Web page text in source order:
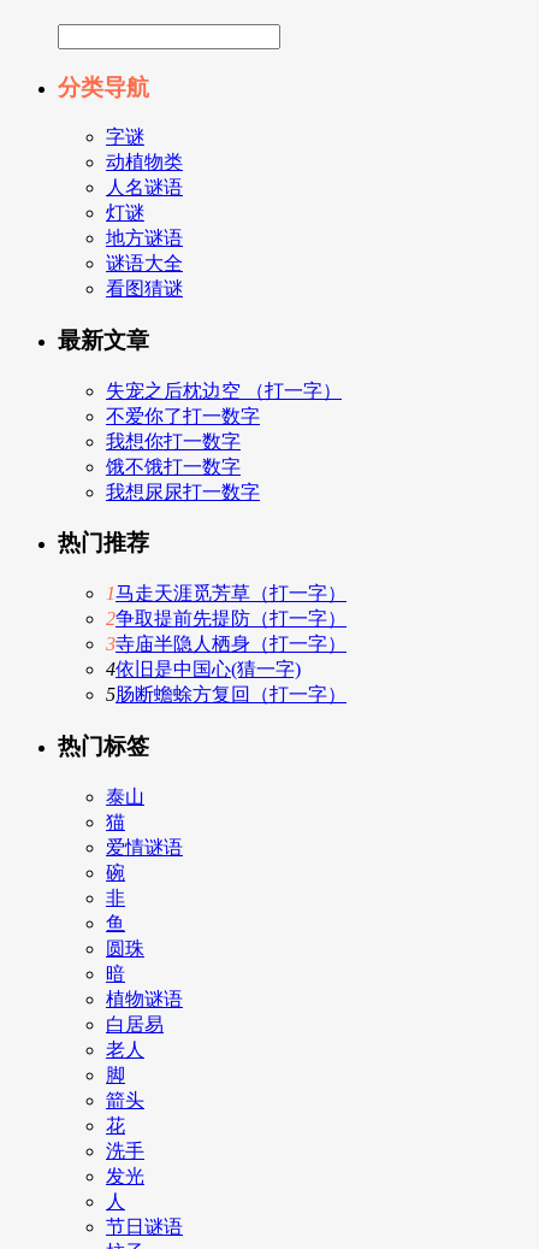
分类导航
字谜
动植物类
人名谜语
灯谜
地方谜语
谜语大全
看图猜谜
最新文章
失宠之后枕边空 （打一字）
不爱你了打一数字
我想你打一数字
饿不饿打一数字
我想尿尿打一数字
热门推荐
1马走天涯觅芳草（打一字）
2争取提前先提防（打一字）
3寺庙半隐人栖身（打一字）
4依旧是中国心(猜一字)
5肠断蟾蜍方复回（打一字）
热门标签
泰山
猫
爱情谜语
碗
非
鱼
圆珠
暗
植物谜语
白居易
老人
脚
箭头
花
洗手
发光
人
节日谜语